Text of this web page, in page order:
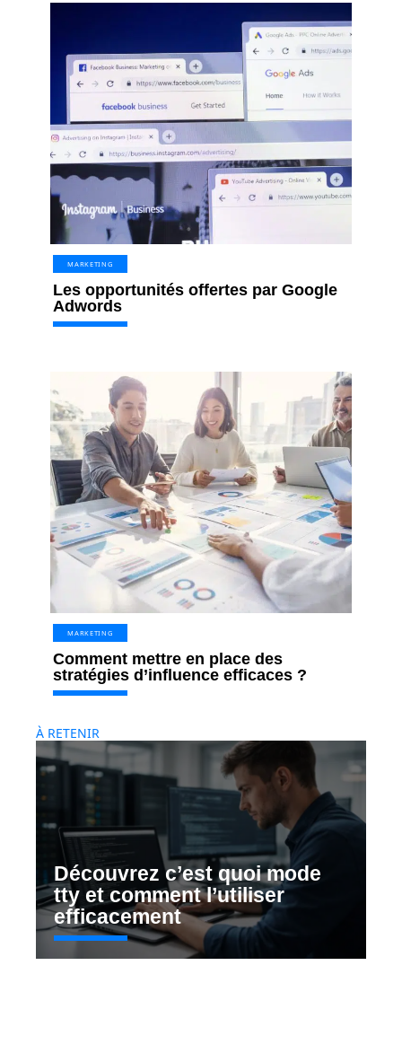
MARKETING
Les opportunités offertes par Google
Adwords
MARKETING
Comment mettre en place des
stratégies d’influence efficaces ?
À RETENIR
Découvrez c’est quoi mode
tty et comment l’utiliser
efficacement